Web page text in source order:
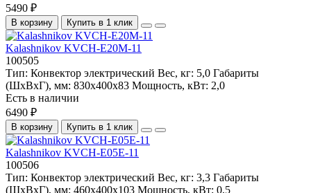
5490 ₽
В корзину Купить в 1 клик
Kalashnikov KVCH-E20M-11
100505
Тип: Конвектор электрический Вес, кг: 5,0 Габариты
(ШхВхГ), мм: 830х400х83 Мощность, кВт: 2,0
Есть в наличии
6490 ₽
В корзину Купить в 1 клик
Kalashnikov KVCH-E05E-11
100506
Тип: Конвектор электрический Вес, кг: 3,3 Габариты
(ШхВхГ), мм: 460х400х103 Мощность, кВт: 0,5